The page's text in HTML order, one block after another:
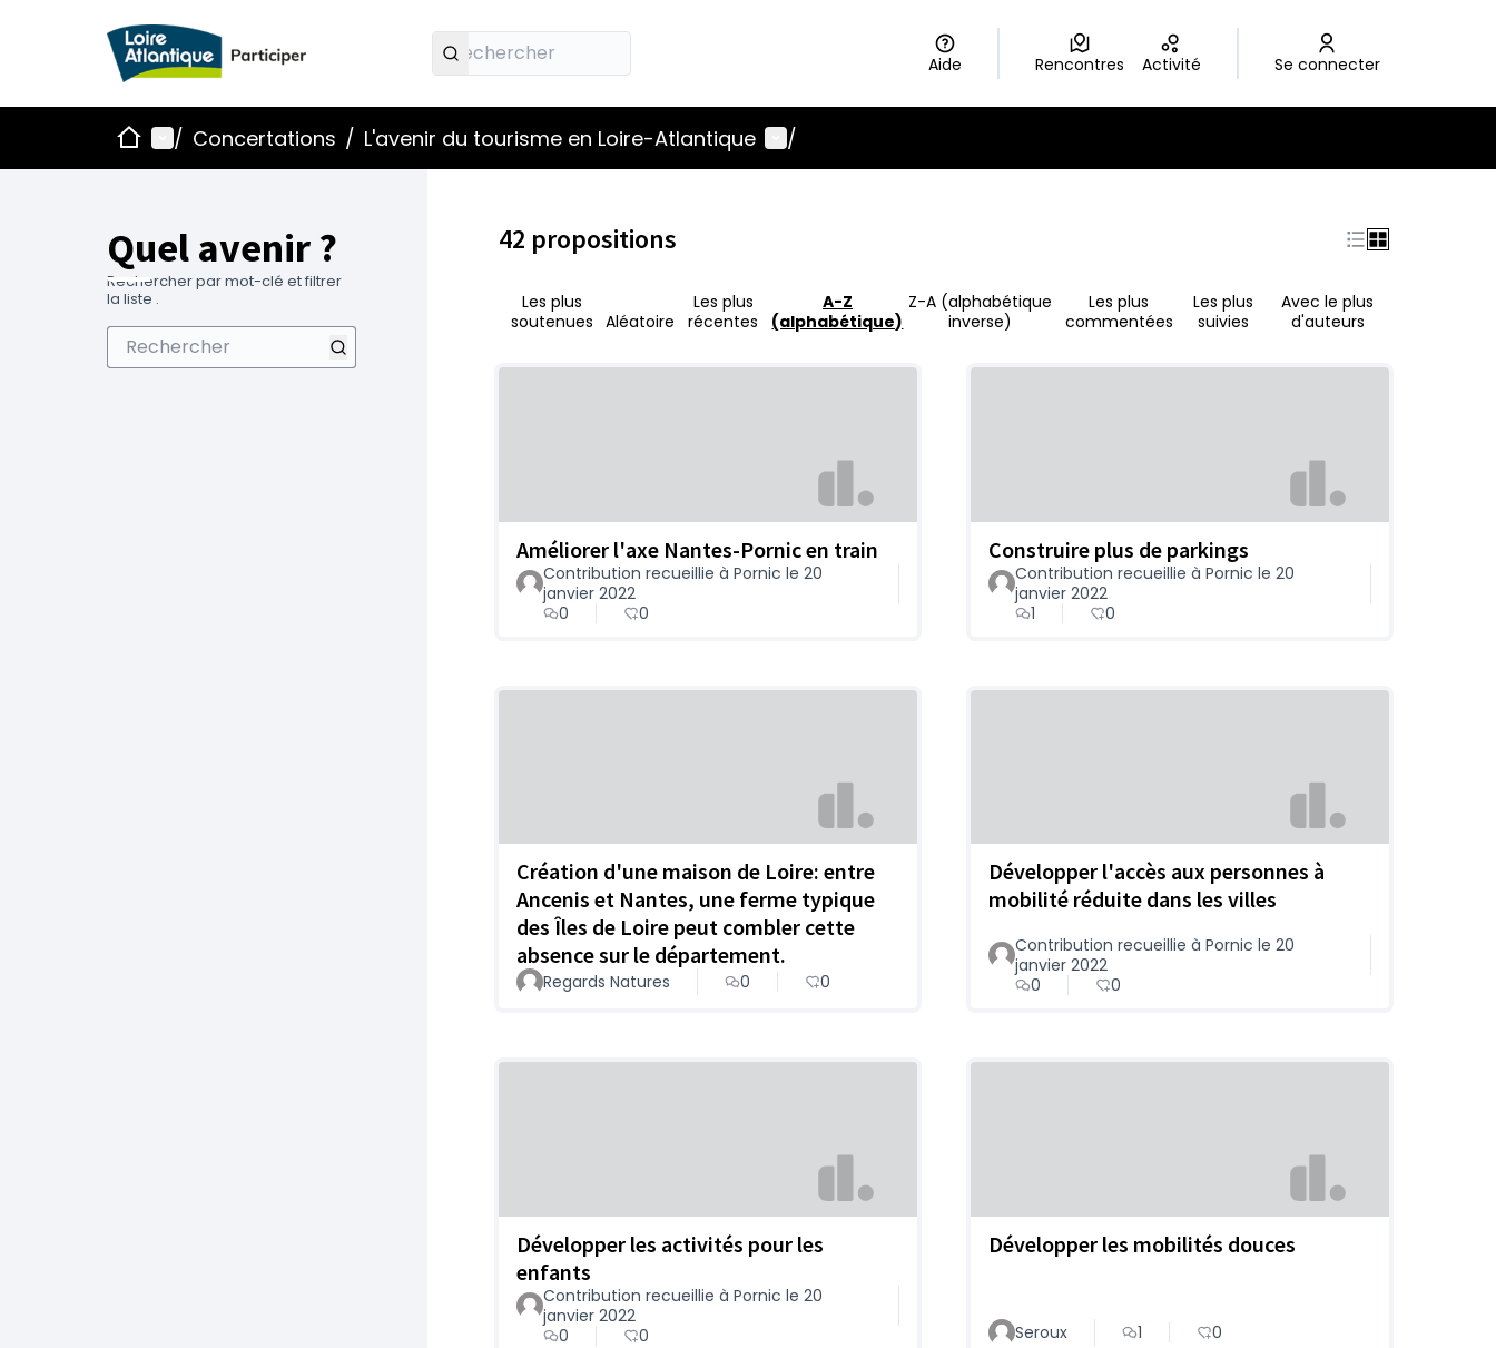
Aide Rencontres Activité Se connecter
AccueilMenu principal
/ Concertations / L'avenir du tourisme en Loire-Atlantique Menu utilisateur
/
Quel avenir ?
Rechercher par mot-clé et filtrer
la liste .
42 propositions
Les plus
soutenues Aléatoire
Les plus
récentes
A-Z
(alphabétique)
Z-A (alphabétique
inverse)
Les plus
commentées
Les plus
suivies
Avec le plus
d'auteurs
Améliorer l'axe Nantes-Pornic en train
Contribution recueillie à Pornic le 20
janvier 2022
0
0
Construire plus de parkings
Contribution recueillie à Pornic le 20
janvier 2022
1
0
Création d'une maison de Loire: entre
Ancenis et Nantes, une ferme typique
des Îles de Loire peut combler cette
absence sur le département.
Regards Natures 0 0
Développer l'accès aux personnes à
mobilité réduite dans les villes
Contribution recueillie à Pornic le 20
janvier 2022
0
0
Développer les activités pour les
enfants
Contribution recueillie à Pornic le 20
janvier 2022
0
0
Développer les mobilités douces
Seroux 1 0